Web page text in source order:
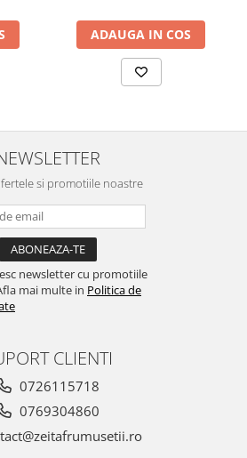
ADAUGA IN COS
si promotiile noastre
newsletter cu promotiile
mai multe in Politica de
CLIENTI
0726115718
0769304860